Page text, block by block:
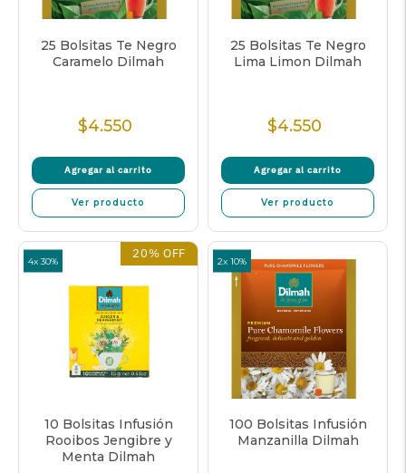
25 Bolsitas Te Negro
Caramelo Dilmah
Precio
$4.550
Agregar al carrito
Ver producto
25 Bolsitas Te Negro
Lima Limon Dilmah
Precio
$4.550
Agregar al carrito
Ver producto
4x 30% 20% OFF
10 Bolsitas Infusión
Rooibos Jengibre y
Menta Dilmah
2x 10%
100 Bolsitas Infusión
Manzanilla Dilmah